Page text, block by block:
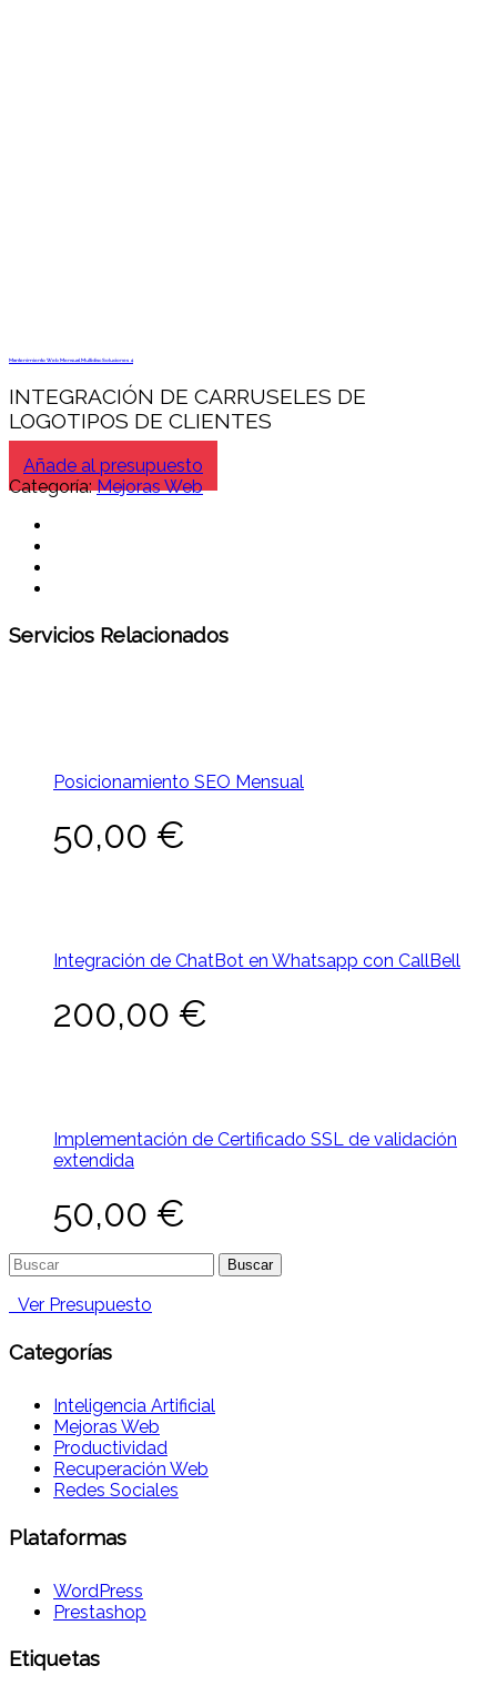
Mantenimiento Web Mensual Multidisc Soluciones 4
INTEGRACIÓN DE CARRUSELES DE
LOGOTIPOS DE CLIENTES
Añade al presupuesto
Categoría:Mejoras Web
Servicios Relacionados
Posicionamiento SEO Mensual
50,00 €
Integración de ChatBot en Whatsapp con CallBell
200,00 €
Implementación de Certificado SSL de validación
extendida
50,00 €
Buscar:
Ver Presupuesto
Categorías
Inteligencia Artificial
Mejoras Web
Productividad
Recuperación Web
Redes Sociales
Plataformas
WordPress
Prestashop
Etiquetas